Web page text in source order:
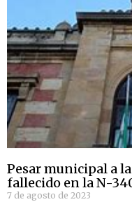
Pesar municipal a
fallecido en la N-
7 de agosto de 2023